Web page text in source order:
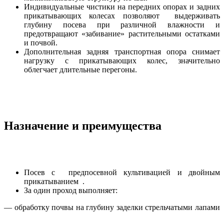
Индивидуальные чистики на передних опорах и задних
прикатывающих колесах позволяют выдерживать
глубину посева при различной влажности и
предотвращают «забивание» растительными остатками
и почвой.
Дополнительная задняя транспортная опора снимает
нагрузку с прикатывающих колес, значительно
облегчает длительные перегоны.
Назначение и преимущества
Посев с предпосевной культивацией и двойным
прикатыванием .
За один проход выполняет:
— обработку почвы на глубину заделки стрельчатыми лапами